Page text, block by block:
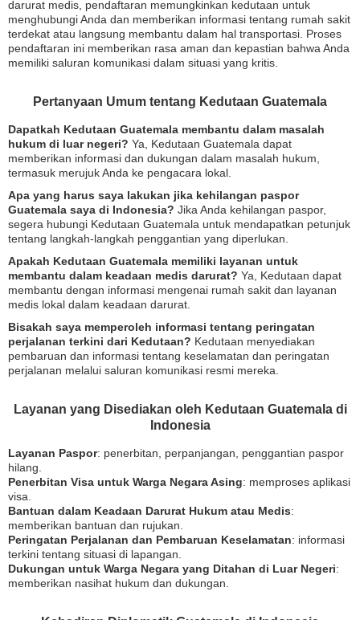
darurat medis, pendaftaran memungkinkan kedutaan untuk
menghubungi Anda dan memberikan informasi tentang rumah sakit
terdekat atau langsung membantu dalam hal transportasi. Proses
pendaftaran ini memberikan rasa aman dan kepastian bahwa Anda
memiliki saluran komunikasi dalam situasi yang kritis.
Pertanyaan Umum tentang Kedutaan Guatemala
Dapatkah Kedutaan Guatemala membantu dalam masalah
hukum di luar negeri? Ya, Kedutaan Guatemala dapat
memberikan informasi dan dukungan dalam masalah hukum,
termasuk merujuk Anda ke pengacara lokal.
Apa yang harus saya lakukan jika kehilangan paspor
Guatemala saya di Indonesia? Jika Anda kehilangan paspor,
segera hubungi Kedutaan Guatemala untuk mendapatkan petunjuk
tentang langkah-langkah penggantian yang diperlukan.
Apakah Kedutaan Guatemala memiliki layanan untuk
membantu dalam keadaan medis darurat? Ya, Kedutaan dapat
membantu dengan informasi mengenai rumah sakit dan layanan
medis lokal dalam keadaan darurat.
Bisakah saya memperoleh informasi tentang peringatan
perjalanan terkini dari Kedutaan? Kedutaan menyediakan
pembaruan dan informasi tentang keselamatan dan peringatan
perjalanan melalui saluran komunikasi resmi mereka.
Layanan yang Disediakan oleh Kedutaan Guatemala di
Indonesia
Layanan Paspor: penerbitan, perpanjangan, penggantian paspor
hilang.
Penerbitan Visa untuk Warga Negara Asing: memproses aplikasi
visa.
Bantuan dalam Keadaan Darurat Hukum atau Medis:
memberikan bantuan dan rujukan.
Peringatan Perjalanan dan Pembaruan Keselamatan: informasi
terkini tentang situasi di lapangan.
Dukungan untuk Warga Negara yang Ditahan di Luar Negeri:
memberikan nasihat hukum dan dukungan.